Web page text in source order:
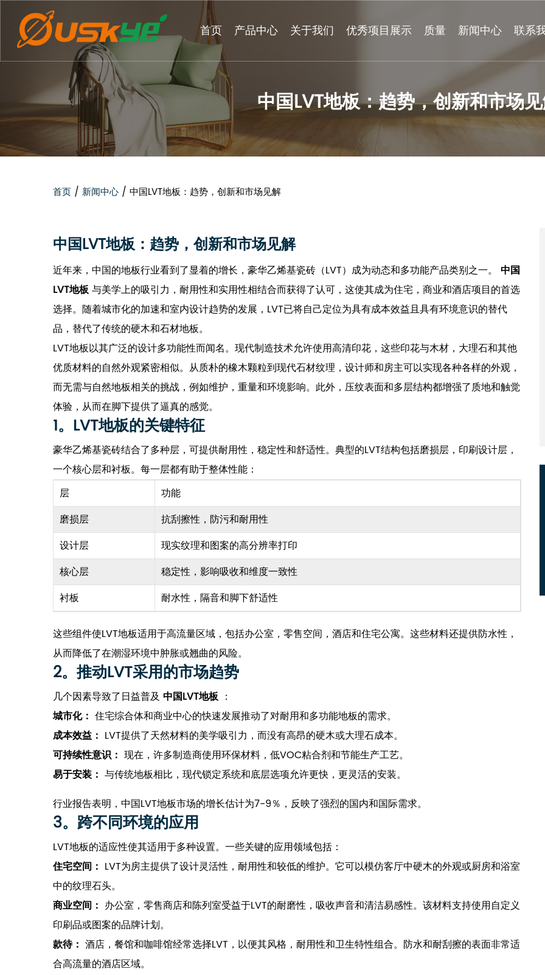
首页 产品中心 关于我们 优秀项目展示 质量 新闻中心 联系
中国LVT地板：趋势，创新和市场
首页 / 新闻中心 / 中国LVT地板：趋势，创新和市场见解
中国LVT地板：趋势，创新和市场见解
近年来，中国的地板行业看到了显着的增长，豪华乙烯基瓷砖（LVT）成为动态和多功能产品类别之一。 中国
LVT地板与美学上的吸引力，耐用性和实用性相结合而获得了认可，这使其成为住宅，商业和酒店项目的首选
选择。随着城市化的加速和室内设计趋势的发展，LVT已将自己定位为具有成本效益且具有环境意识的替代
品，替代了传统的硬木和石材地板。
LVT地板以其广泛的设计多功能性而闻名。现代制造技术允许使用高清印花，这些印花与木材，大理石和其他
优质材料的自然外观紧密相似。从质朴的橡木颗粒到现代石材纹理，设计师和房主可以实现各种各样的外观，
而无需与自然地板相关的挑战，例如维护，重量和环境影响。此外，压纹表面和多层结构都增强了质地和触觉
体验，从而在脚下提供了逼真的感觉。
1。LVT地板的关键特征
豪华乙烯基瓷砖结合了多种层，可提供耐用性，稳定性和舒适性。典型的LVT结构包括磨损层，印刷设计层，
一个核心层和衬板。每一层都有助于整体性能：
层
功能
磨损层
抗刮擦性，防污和耐用性
设计层
现实纹理和图案的高分辨率打印
核心层
稳定性，影响吸收和维度一致性
衬板
耐水性，隔音和脚下舒适性
这些组件使LVT地板适用于高流量区域，包括办公室，零售空间，酒店和住宅公寓。这些材料还提供防水性，
从而降低了在潮湿环境中肿胀或翘曲的风险。
2。推动LVT采用的市场趋势
几个因素导致了日益普及 中国LVT地板 ：
城市化： 住宅综合体和商业中心的快速发展推动了对耐用和多功能地板的需求。
成本效益： LVT提供了天然材料的美学吸引力，而没有高昂的硬木或大理石成本。
可持续性意识： 现在，许多制造商使用环保材料，低VOC粘合剂和节能生产工艺。
易于安装： 与传统地板相比，现代锁定系统和底层选项允许更快，更灵活的安装。
行业报告表明，中国LVT地板市场的增长估计为7-9％，反映了强烈的国内和国际需求。
3。跨不同环境的应用
LVT地板的适应性使其适用于多种设置。一些关键的应用领域包括：
住宅空间： LVT为房主提供了设计灵活性，耐用性和较低的维护。它可以模仿客厅中硬木的外观或厨房和浴室
中的纹理石头。
商业空间： 办公室，零售商店和陈列室受益于LVT的耐磨性，吸收声音和清洁易感性。该材料支持使用自定义
印刷品或图案的品牌计划。
款待： 酒店，餐馆和咖啡馆经常选择LVT，以便其风格，耐用性和卫生特性组合。防水和耐刮擦的表面非常适
合高流量的酒店区域。